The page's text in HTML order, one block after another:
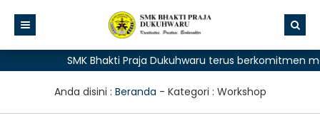
SMK Bhakti Praja Dukuhwaru terus berkomitmen
Anda disini : Beranda - Kategori : Workshop